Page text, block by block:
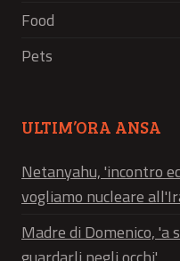
Food
Pets
ULTIM’ORA ANSA
Netanyahu, 'incontro
vogliamo nucleare
Madre di Domenico, 'a